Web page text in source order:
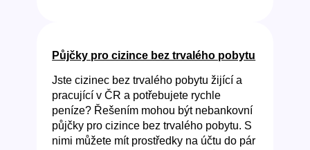
Půjčky pro cizince bez trvalého pobytu
Jste cizinec bez trvalého pobytu žijící a
pracující v ČR a potřebujete rychle
peníze? Řešením mohou být nebankovní
půjčky pro cizince bez trvalého pobytu. S
nimi můžete mít prostředky na účtu do pár